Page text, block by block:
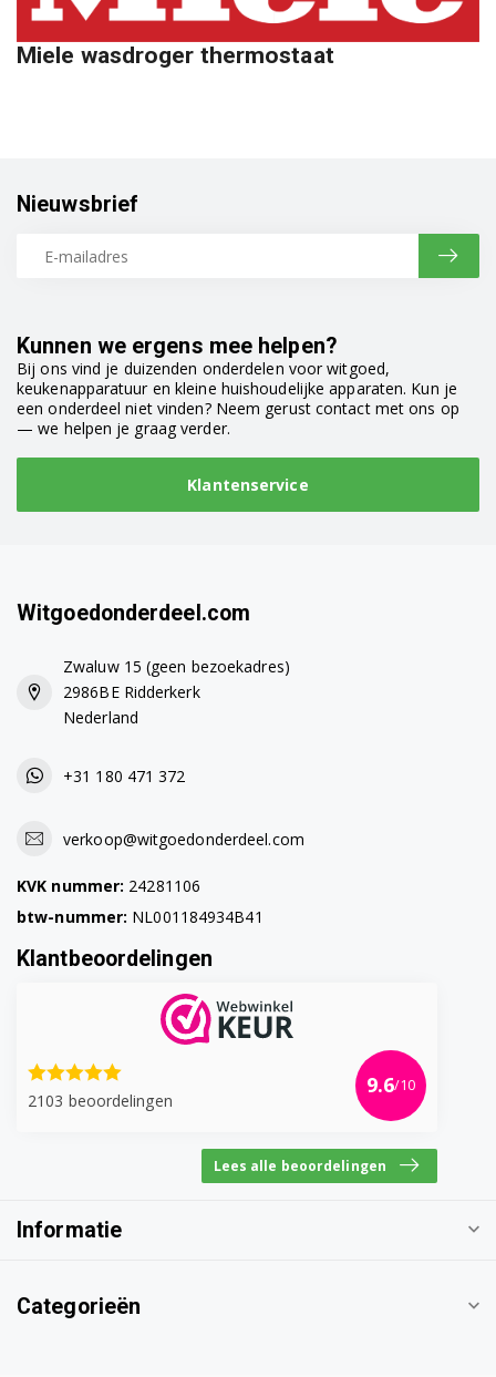
Miele wasdroger thermostaat
Kunnen we ergens mee helpen?
Bij ons vind je duizenden onderdelen voor witgoed,
keukenapparatuur en kleine huishoudelijke apparaten. Kun je
een onderdeel niet vinden? Neem gerust contact met ons op
— we helpen je graag verder.
Klantenservice
Nieuwsbrief
Witgoedonderdeel.com
Zwaluw 15 (geen bezoekadres)
2986BE Ridderkerk
Nederland
+31 180 471 372
verkoop@witgoedonderdeel.com
KVK nummer: 24281106
btw-nummer: NL001184934B41
Klantbeoordelingen
2103 beoordelingen
9.6/10
Lees alle beoordelingen
Informatie
Categorieën